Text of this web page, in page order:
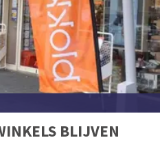
BLIJVEN